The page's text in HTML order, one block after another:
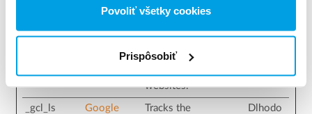
Povoliť všetky cookies
Prispôsobiť
efforts, by collecting
conversion rate of
the website’s ads
websites.
_gcl_ls Google
Tracks the
Dlhodo